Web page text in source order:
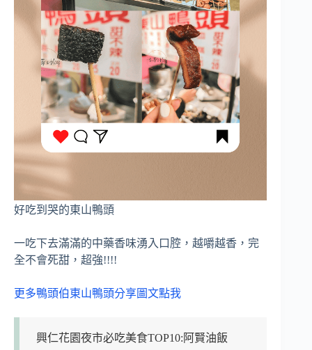
好吃到哭的東山鴨頭
一吃下去滿滿的中藥香味湧入口腔，越嚼越香，完
全不會死甜，超強!!!!
更多鴨頭伯東山鴨頭分享圖文點我
興仁花園夜市必吃美食TOP10:阿賢油飯